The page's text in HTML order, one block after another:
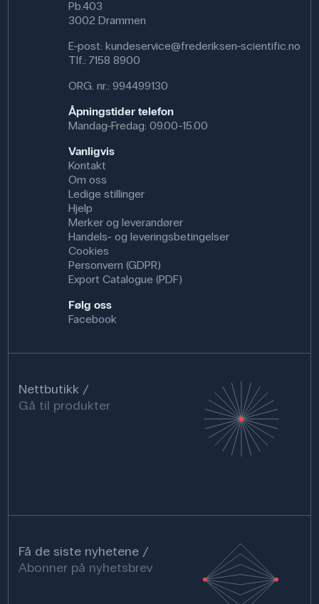
Pb.403
3002 Drammen
E-post: kundeservice@frederiksen-scientific.no
Tlf.: 7158 8900
ORG. nr.: 994499130
Åpningstider telefon
Mandag-Fredag: 09.00-15.00
Vanligvis
Kontakt
Om oss
Ledige stillinger
Hjelp
Merker og leverandører
Handels- og leveringsbetingelser
Cookies
Personvern (GDPR)
Export Catalogue (PDF)
Følg oss
Facebook
Nettbutikk
Gå til produkter
Få de siste nyhetene
Abonner på nyhetsbrev